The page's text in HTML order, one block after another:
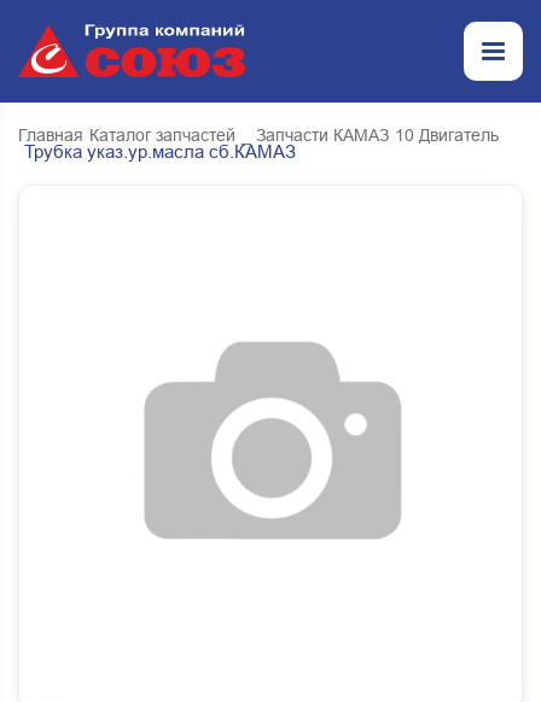
Главная Каталог запчастей _ Запчасти КАМАЗ 10 Двигатель
Трубка указ.ур.масла сб.КАМАЗ